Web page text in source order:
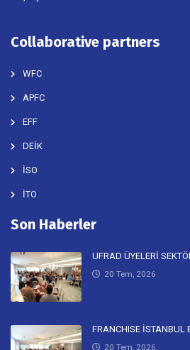
Collaborative partners
WFC
APFC
EFF
DEİK
İSO
İTO
Son Haberler
UFRAD ÜYELERİ
20 Tem, 2026
FRANCHISE İSTANBUL
20 Tem, 2026